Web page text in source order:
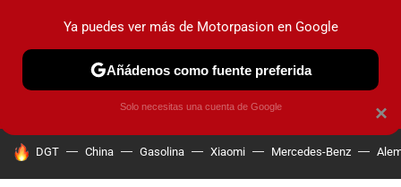
PRUEBAS COCHES ELÉCTRICOS OBSERVATORIO
HOY SE HABLA DE
DGT China Gasolina Xiaomi Mercedes-Benz
×
Ya puedes ver más de Motorpasion en Google
Añádenos como fuente preferida
Solo necesitas una cuenta de Google